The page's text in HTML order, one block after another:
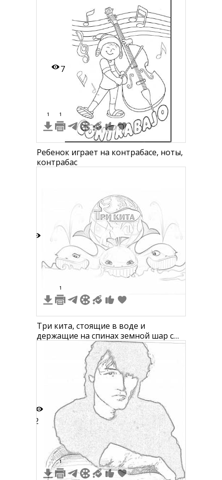
7
1 1
Ребенок играет на контрабасе, ноты,
контрабас
1
Три кита, стоящие в воде и
держащие на спинах земной шар с
надписью "Три кита"
2
1